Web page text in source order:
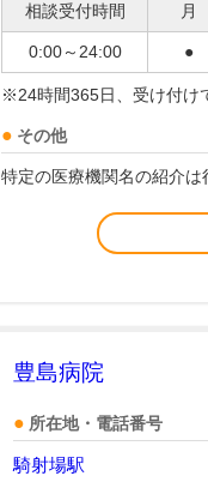
相談受付時間 月
0:00～24:00 ●
※24時間365日、受け付け
その他
特定の医療機関名の紹介は
豊島病院
所在地・電話番号
騎射場駅